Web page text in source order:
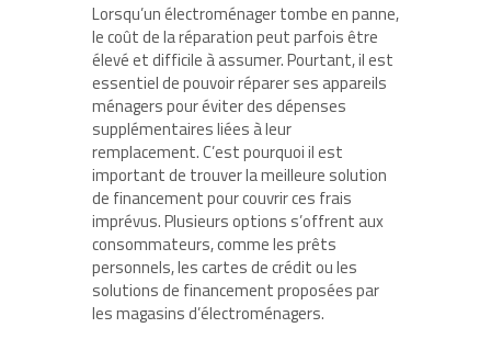
Lorsqu’un électroménager tombe en panne,
le coût de la réparation peut parfois être
élevé et difficile à assumer. Pourtant, il est
essentiel de pouvoir réparer ses appareils
ménagers pour éviter des dépenses
supplémentaires liées à leur
remplacement. C’est pourquoi il est
important de trouver la meilleure solution
de financement pour couvrir ces frais
imprévus. Plusieurs options s’offrent aux
consommateurs, comme les prêts
personnels, les cartes de crédit ou les
solutions de financement proposées par
les magasins d’électroménagers.